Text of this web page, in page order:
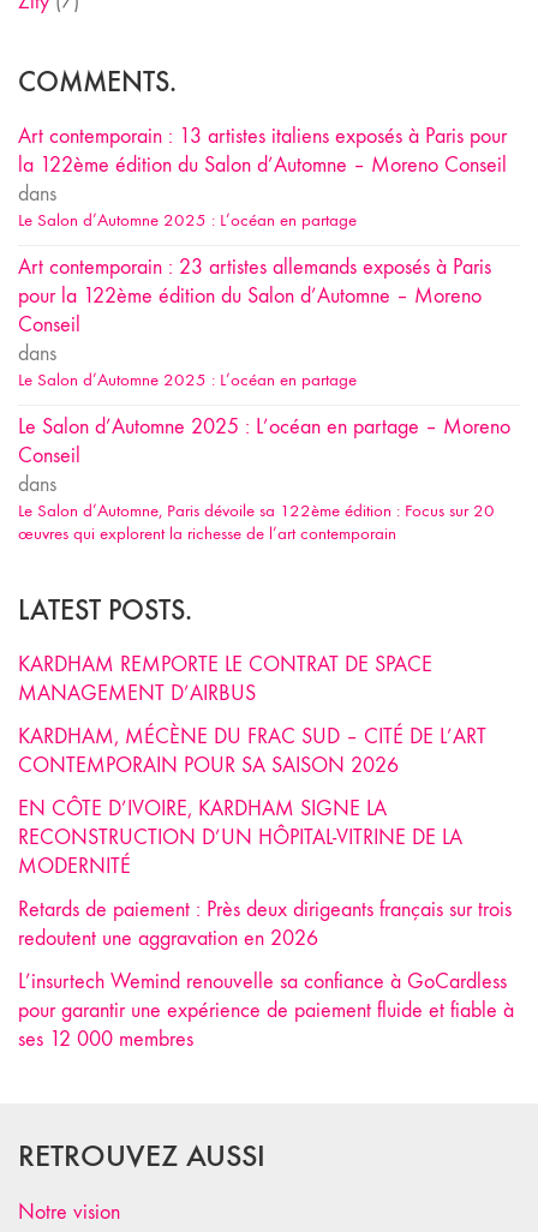
COMMENTS.
Art contemporain : 13 artistes italiens exposés à Paris pour
la 122ème édition du Salon d’Automne – Moreno Conseil
dans
Le Salon d’Automne 2025 : L’océan en partage
Art contemporain : 23 artistes allemands exposés à Paris
pour la 122ème édition du Salon d’Automne – Moreno
Conseil
dans
Le Salon d’Automne 2025 : L’océan en partage
Le Salon d’Automne 2025 : L’océan en partage – Moreno
Conseil
dans
Le Salon d’Automne, Paris dévoile sa 122ème édition : Focus sur 20
œuvres qui explorent la richesse de l’art contemporain
LATEST POSTS.
KARDHAM REMPORTE LE CONTRAT DE SPACE
MANAGEMENT D’AIRBUS
KARDHAM, MÉCÈNE DU FRAC SUD – CITÉ DE L’ART
CONTEMPORAIN POUR SA SAISON 2026
EN CÔTE D’IVOIRE, KARDHAM SIGNE LA
RECONSTRUCTION D’UN HÔPITAL-VITRINE DE LA
MODERNITÉ
Retards de paiement : Près deux dirigeants français sur trois
redoutent une aggravation en 2026
L’insurtech Wemind renouvelle sa confiance à GoCardless
pour garantir une expérience de paiement fluide et fiable à
ses 12 000 membres
RETROUVEZ AUSSI
Notre vision